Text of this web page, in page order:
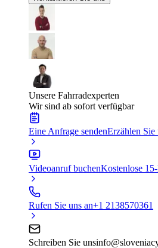
Unsere Fahrradexperten
Wir sind ab sofort verfügbar
Eine Anfrage sendenErzählen Sie
Videoanruf buchenKostenlose
Rufen Sie uns an+1 2138570361
Schreiben Sie uns